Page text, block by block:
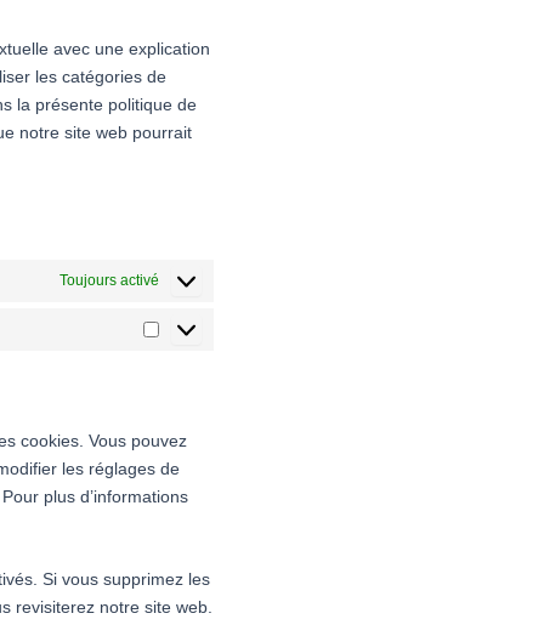
avec une explication
les catégories de
la présente politique de
notre site web pourrait
Toujours activé
Marketing
cookies. Vous pouvez
les réglages de
plus d’informations
Si vous supprimez les
revisiterez notre site web.